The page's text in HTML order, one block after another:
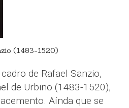
(1483-1520)
de Rafael Sanzio,
de Urbino (1483-1520),
Aínda que se